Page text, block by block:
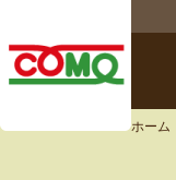
ホーム